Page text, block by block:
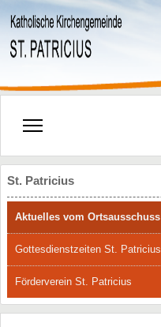
St. Patricius
Aktuelles vom Ortsausschuss
Gottesdienstzeiten St. Patricius
Förderverein St. Patricius